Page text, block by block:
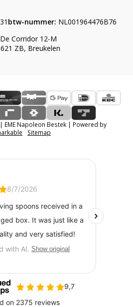
De Corridor 12-M
ZB, Breukelen
btw-nummer: NL001964476B76
Napoleon Bestek | Powered by
Sitemap